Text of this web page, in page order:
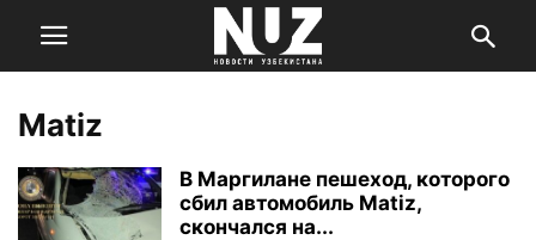
Matiz
В Маргилане пешеход, которого
сбил автомобиль Matiz,
скончался на...